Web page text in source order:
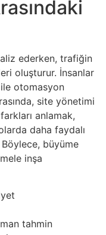
ederken, trafiğin
oluşturur. İnsanlar
otomasyon
site yönetimi
anlamak,
daha faydalı
büyüme
inşa
tahmin